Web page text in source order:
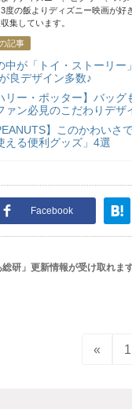
度の飯よりディズニー映画が好
集しています。
記事
中が「トイ・ストーリー
良デザイン多数♪
リー・ポッター】バッ
ァン必見のこだわりデザ
】このかわい
える便利グッズ」4選
Facebook
総研」更新情報が受け取れま
« 1